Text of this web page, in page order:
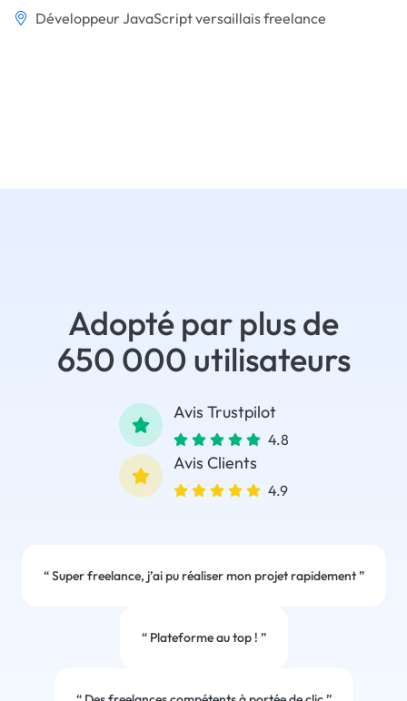
Développeur JavaScript versaillais freelance
Adopté par plus de
650 000 utilisateurs
Avis Trustpilot
4.8
Avis Clients
4.9
“Super freelance, j’ai pu réaliser mon projet rapidement”
“Plateforme au top ! ”